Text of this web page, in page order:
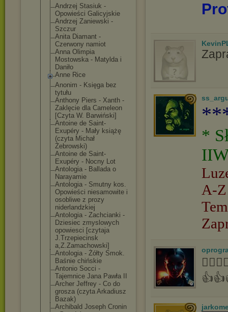
Andrzej Stasiuk -
Opowieści Galicyjskie
Andrzej Zaniewski -
Szczur
Anita Diamant -
Czerwony namiot
Anna Olimpia
Mostowska - Matylda i
Daniło
Anne Rice
Anonim - Księga bez
tytułu
Anthony Piers - Xanth -
Zaklęcie dla Cameleon
[Czyta W. Barwiński]
Antoine de Saint-
Exupéry - Mały książę
(czyta Michał
Żebrowski)
Antoine de Saint-
Exupéry - Nocny Lot
Antologia - Ballada o
Narayamie
Antologia - Smutny kos.
Opowieści niesamowite i
osobliwe z prozy
niderlandzkiej
Antologia - Zachcianki -
Dziesiec zmyslowych
opowiesci [czytaja
J.Trzepiecinsk
a,Z.Zamachowski]
Antologia - Żółty Smok.
Baśnie chińskie
Antonio Socci -
Tajemnice Jana Pawła II
Archer Jeffrey - Co do
grosza (czyta Arkadiusz
Bazak)
Archibald Joseph Cronin
*
A-